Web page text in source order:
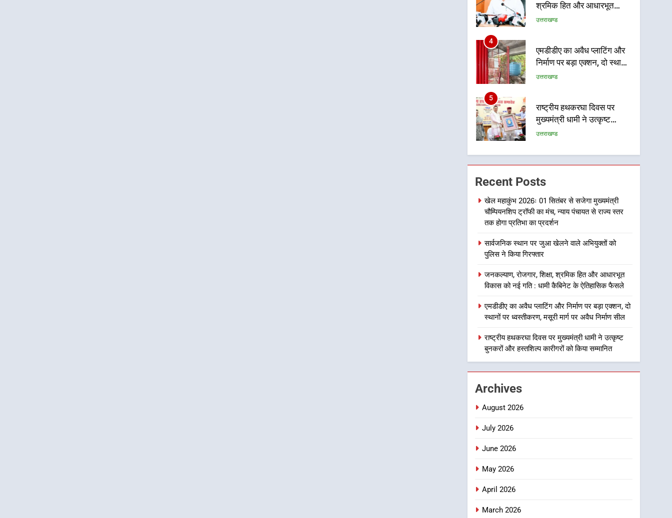
श्रमिक हित और आधारभूत
विकास को नई गति : धामी
उत्तराखण्ड
4
एमडीडीए का अवैध प्लाटिंग और
निर्माण पर बड़ा एक्शन, दो स्थानों
पर ध्वस्तीकरण, मसूरी मार्ग पर
उत्तराखण्ड
5
राष्ट्रीय हथकरघा दिवस पर
मुख्यमंत्री धामी ने उत्कृष्ट
बुनकरों और हस्तशिल्प कारीगरों
उत्तराखण्ड
6
उत्तराखंड कांग्रेस में बड़ा
संगठनात्मक फेरबदल, नई
कार्यकारिणी और समितियों का
गठन
7
मुख्यमंत्री धामी बोले- युवाओं को
प्राथमिकता, आने वाले महीनों में
हजारों पदों पर की जाएगी भर्ती
उत्तराखण्ड
दिल्ली-देहरादून आर्थिक कॉरिडोर
से जुड़ी 12 किमी ग्रीनफील्ड
बाईपास परियोजना का डीएम ने
किया निरीक्षण; समयबद्ध एवं
करने के निर्देश, सुरक्षा मानकों से
कोई समझौता नहींः डीएम
उत्तराखण्ड
खेल महाकुंभ 2026ः 01 सितंबर
से सजेगा मुख्यमंत्री चौम्पियनशिप
राज्य स्तर तक होगा प्रतिभा का
उत्तराखण्ड
Recent Posts
खेल महाकुंभ 2026ः 01 सितंबर से सजेगा मुख्यमंत्री
चौम्पियनशिप ट्रॉफी का मंच, न्याय पंचायत से राज्य स्तर
तक होगा प्रतिभा का प्रदर्शन
सार्वजनिक स्थान पर जुआ खेलने वाले अभियुक्तों को
पुलिस ने किया गिरफ्तार
जनकल्याण, रोजगार, शिक्षा, श्रमिक हित और आधारभूत
विकास को नई गति : धामी कैबिनेट के ऐतिहासिक फैसले
एमडीडीए का अवैध प्लाटिंग और निर्माण पर बड़ा एक्शन, दो
स्थानों पर ध्वस्तीकरण, मसूरी मार्ग पर अवैध निर्माण सील
राष्ट्रीय हथकरघा दिवस पर मुख्यमंत्री धामी ने उत्कृष्ट
बुनकरों और हस्तशिल्प कारीगरों को किया सम्मानित
Archives
August 2026
July 2026
June 2026
May 2026
April 2026
March 2026